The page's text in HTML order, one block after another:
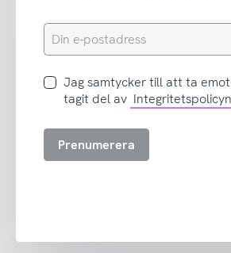
Din
e-
Jag
samtycker
att
tagit
Jag samtycker till att ta
tagit del av Integritetspolicyn
Prenumerera